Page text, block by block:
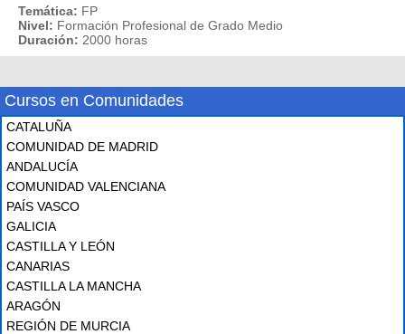
Temática: FP
Nivel: Formación Profesional de Grado Medio
Duración: 2000 horas
Cursos en Comunidades
CATALUÑA
COMUNIDAD DE MADRID
ANDALUCÍA
COMUNIDAD VALENCIANA
PAÍS VASCO
GALICIA
CASTILLA Y LEÓN
CANARIAS
CASTILLA LA MANCHA
ARAGÓN
REGIÓN DE MURCIA